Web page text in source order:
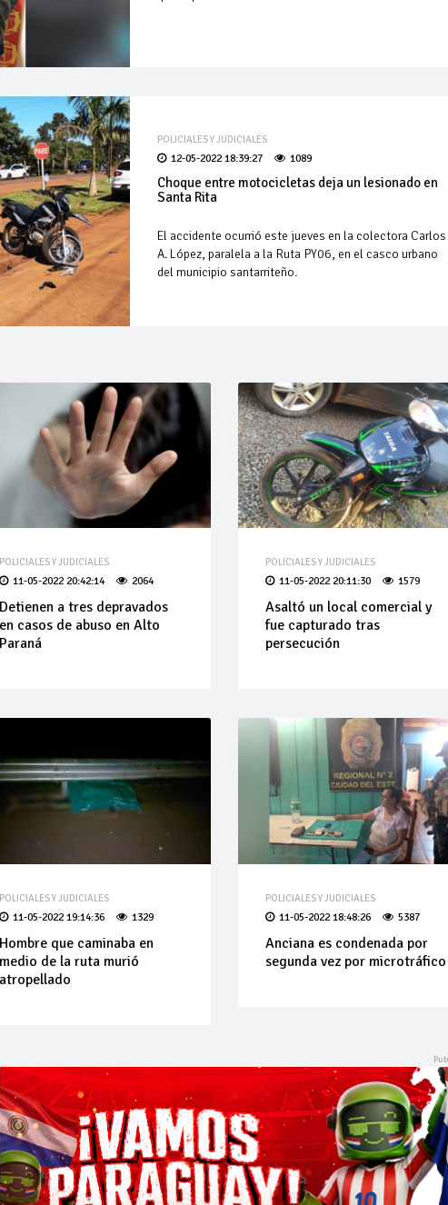
POLICIALES Y JUDICIALES
12-05-2022 18:39:27 1089
Choque entre motocicletas deja un lesionado en
Santa Rita
El accidente ocurrió este jueves en la colectora Carlos
A. López, paralela a la Ruta PY06, en el casco urbano
del municipio santarriteño.
POLICIALES Y JUDICIALES
11-05-2022 20:42:14 2064
Detienen a tres depravados
en casos de abuso en Alto
Paraná
POLICIALES Y JUDICIALES
11-05-2022 20:11:30 1579
Asaltó un local comercial y
fue capturado tras
persecución
POLICIALES Y JUDICIALES
11-05-2022 19:14:36 1329
Hombre que caminaba en
medio de la ruta murió
atropellado
POLICIALES Y JUDICIALES
11-05-2022 18:48:26 5387
Anciana es condenada por
segunda vez por microtráfico